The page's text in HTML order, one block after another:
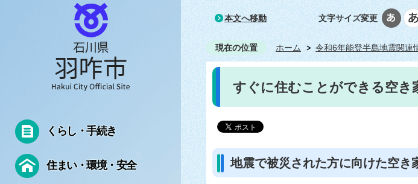
本文へ移動
くらし・手続き
住まい・環境・安全
文字サイズ変更
現在の位置 ホーム 令和6年能登半島地震関連
すぐに住むことができる空き
地震で被災された方に向けた空き